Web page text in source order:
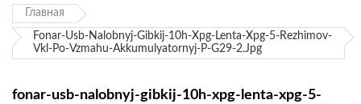
Главная
Fonar-Usb-Nalobnyj-Gibkij-10h-Xpg-Lenta-Xpg-5-Rezhimov-
Vkl-Po-Vzmahu-Akkumulyatornyj-P-G29-2.jpg
fonar-usb-nalobnyj-gibkij-10h-xpg-lenta-xpg-5-